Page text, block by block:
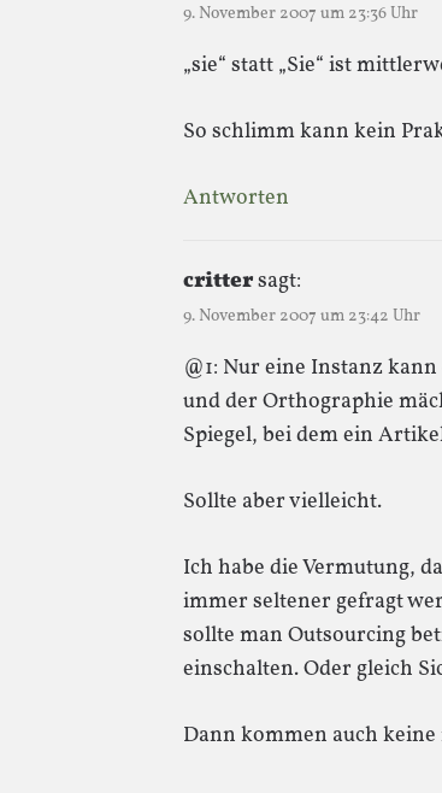
9. November 2007 um 23:36 Uhr
„sie“ statt „Sie“ ist
So schlimm kann kein
Antworten
crittersagt:
9. November 2007 um 23:42 Uhr
@1: Nur eine Instanz
und der Orthographie
Spiegel, bei dem ein
Sollte aber vielleicht.
Ich habe die Vermutung,
immer seltener gefragt
sollte man Outsourcing
einschalten. Oder gleich
Dann kommen auch